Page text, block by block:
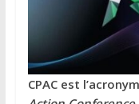
CPAC est